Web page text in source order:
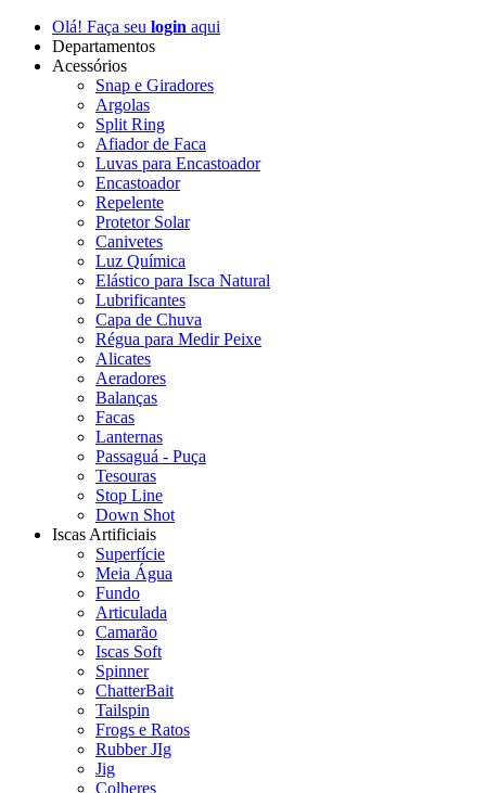
Olá! Faça seu login aqui
Departamentos
Acessórios
Snap e Giradores
Argolas
Split Ring
Afiador de Faca
Luvas para Encastoador
Encastoador
Repelente
Protetor Solar
Canivetes
Luz Química
Elástico para Isca Natural
Lubrificantes
Capa de Chuva
Régua para Medir Peixe
Alicates
Aeradores
Balanças
Facas
Lanternas
Passaguá - Puça
Tesouras
Stop Line
Down Shot
Iscas Artificiais
Superfície
Meia Água
Fundo
Articulada
Camarão
Iscas Soft
Spinner
ChatterBait
Tailspin
Frogs e Ratos
Rubber JIg
Jig
Colheres